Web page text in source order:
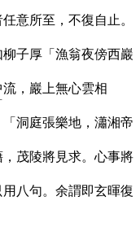
意所至，不復自止。
子厚「漁翁夜傍西巖
，巖上無心雲相
洞庭張樂地，瀟湘帝
茂陵將見求。心事將
用八句。余謂即玄暉復